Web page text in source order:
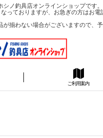
ノ釣具店オンラインショップです。
ておりますが、お急ぎの方はお
わない場合がございますので、
ご利用案内